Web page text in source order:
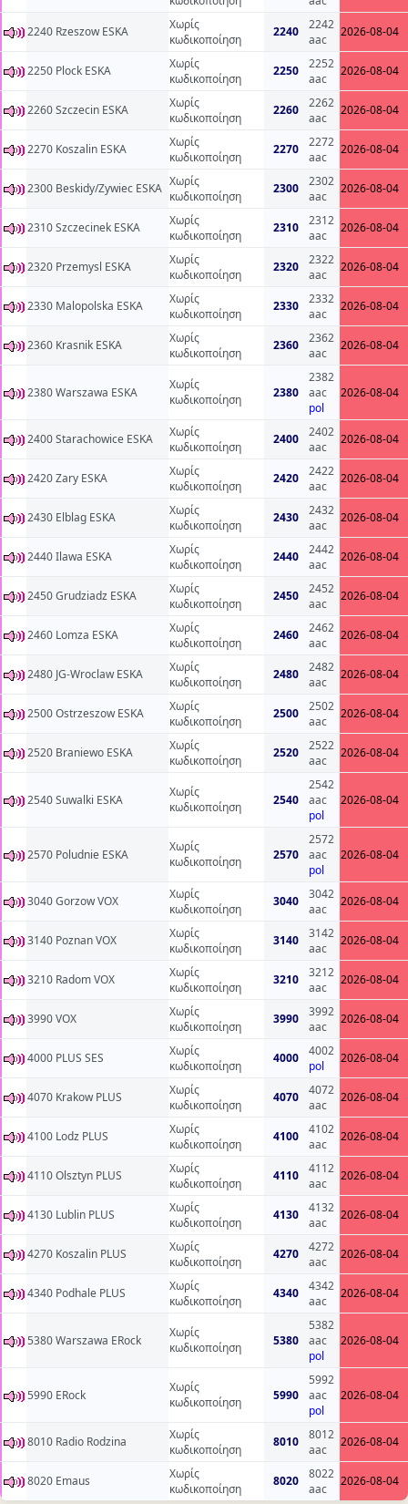
2240 Rzeszow ESKA
Χωρίς
κωδικοποίηση
2240
2242
aac
2026-08-04
2250 Plock ESKA
Χωρίς
κωδικοποίηση
2250
2252
aac
2026-08-04
2260 Szczecin ESKA
Χωρίς
κωδικοποίηση
2260
2262
aac
2026-08-04
2270 Koszalin ESKA
Χωρίς
κωδικοποίηση
2270
2272
aac
2026-08-04
2300 Beskidy/Zywiec ESKA Χωρίς
κωδικοποίηση
2300
2302
aac
2026-08-04
2310 Szczecinek ESKA
Χωρίς
κωδικοποίηση
2310
2312
aac
2026-08-04
2320 Przemysl ESKA
Χωρίς
κωδικοποίηση
2320
2322
aac
2026-08-04
2330 Malopolska ESKA
Χωρίς
κωδικοποίηση
2330
2332
aac
2026-08-04
2360 Krasnik ESKA
Χωρίς
κωδικοποίηση
2360
2362
aac
2026-08-04
2380 Warszawa ESKA
Χωρίς
κωδικοποίηση
2380
2382
aac
pol
2026-08-04
2400 Starachowice ESKA
Χωρίς
κωδικοποίηση
2400
2402
aac
2026-08-04
2420 Zary ESKA
Χωρίς
κωδικοποίηση
2420
2422
aac
2026-08-04
2430 Elblag ESKA
Χωρίς
κωδικοποίηση
2430
2432
aac
2026-08-04
2440 Ilawa ESKA
Χωρίς
κωδικοποίηση
2440
2442
aac
2026-08-04
2450 Grudziadz ESKA
Χωρίς
κωδικοποίηση
2450
2452
aac
2026-08-04
2460 Lomza ESKA
Χωρίς
κωδικοποίηση
2460
2462
aac
2026-08-04
2480 JG-Wroclaw ESKA
Χωρίς
κωδικοποίηση
2480
2482
aac
2026-08-04
2500 Ostrzeszow ESKA
Χωρίς
κωδικοποίηση
2500
2502
aac
2026-08-04
2520 Braniewo ESKA
Χωρίς
κωδικοποίηση
2520
2522
aac
2026-08-04
2540 Suwalki ESKA
Χωρίς
κωδικοποίηση
2540
2542
aac
pol
2026-08-04
2570 Poludnie ESKA
Χωρίς
κωδικοποίηση
2570
2572
aac
pol
2026-08-04
3040 Gorzow VOX
Χωρίς
κωδικοποίηση
3040
3042
aac
2026-08-04
3140 Poznan VOX
Χωρίς
κωδικοποίηση
3140
3142
aac
2026-08-04
3210 Radom VOX
Χωρίς
κωδικοποίηση
3210
3212
aac
2026-08-04
3990 VOX
Χωρίς
κωδικοποίηση
3990
3992
aac
2026-08-04
4000 PLUS SES
Χωρίς
κωδικοποίηση
4000
4002
pol
2026-08-04
4070 Krakow PLUS
Χωρίς
κωδικοποίηση
4070
4072
aac
2026-08-04
4100 Lodz PLUS
Χωρίς
κωδικοποίηση
4100
4102
aac
2026-08-04
4110 Olsztyn PLUS
Χωρίς
κωδικοποίηση
4110
4112
aac
2026-08-04
4130 Lublin PLUS
Χωρίς
κωδικοποίηση
4130
4132
aac
2026-08-04
4270 Koszalin PLUS
Χωρίς
κωδικοποίηση
4270
4272
aac
2026-08-04
4340 Podhale PLUS
Χωρίς
κωδικοποίηση
4340
4342
aac
2026-08-04
5380 Warszawa ERock
Χωρίς
κωδικοποίηση
5380
5382
aac
pol
2026-08-04
5990 ERock
Χωρίς
κωδικοποίηση
5990
5992
aac
pol
2026-08-04
8010 Radio Rodzina
Χωρίς
κωδικοποίηση
8010
8012
aac
2026-08-04
8020 Emaus
Χωρίς
κωδικοποίηση
8020
8022
aac
2026-08-04